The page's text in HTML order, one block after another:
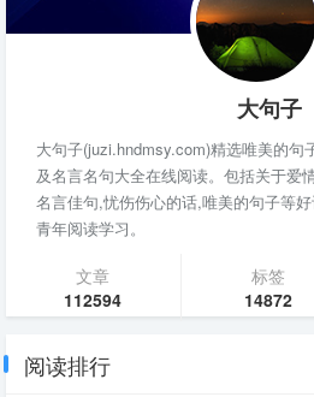
大句子
大句子(juzi.hndmsy.com)精选唯美的句
及名言名句大全在线阅读。包括关于爱
名言佳句,忧伤伤心的话,唯美的句子等
青年阅读学习。
文章
112594
标签
14872
阅读排行